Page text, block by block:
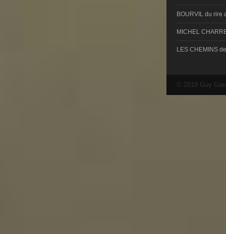
BOURVIL du rire
MICHEL
LES CHEMINS
© 2019 Guy